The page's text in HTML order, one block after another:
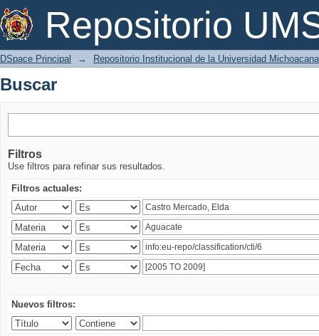
Repositorio
Buscar
DSpace Principal → Repositorio Institucional de la Universidad
Buscar
Filtros
Use filtros para refinar sus resultados.
Filtros actuales:
Nuevos filtros: